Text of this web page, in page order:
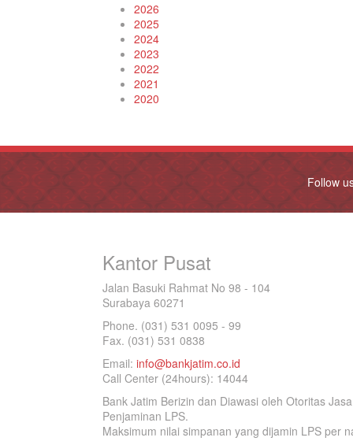
2026
2025
2024
2023
2022
2021
2020
Follow
Kantor Pusat
Jalan Basuki Rahmat No 98 - 104
Surabaya 60271
Phone. (031) 531 0095 - 99
Fax. (031) 531 0838
Email: info@bankjatim.co.id
Call Center (24hours): 14044
Bank Jatim Berizin dan Diawasi oleh Otoritas
Penjaminan LPS.
Maksimum nilai simpanan yang dijamin LPS per